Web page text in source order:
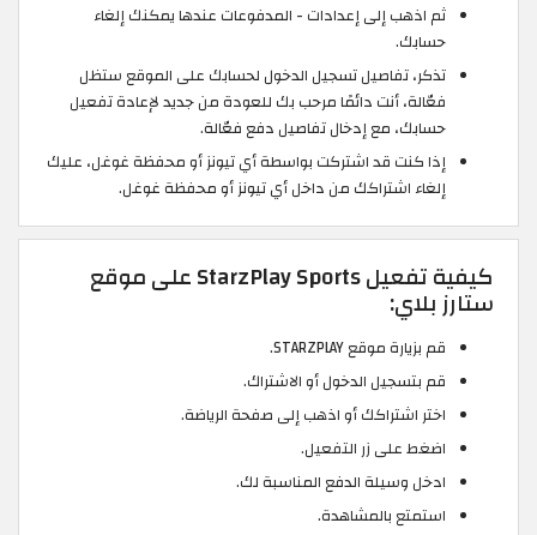
ثم اذهب إلى إعدادات - المدفوعات عندها يمكنك إلغاء
حسابك.
تذكر، تفاصيل تسجيل الدخول لحسابك على الموقع ستظل
فعّالة، أنت دائمًا مرحب بك للعودة من جديد لإعادة تفعيل
حسابك، مع إدخال تفاصيل دفع فعّالة.
إذا كنت قد اشتركت بواسطة أي تيونز أو محفظة غوغل، عليك
إلغاء اشتراكك من داخل أي تيونز أو محفظة غوغل.
كيفية تفعيل StarzPlay Sports على موقع
ستارز بلاي:
قم بزيارة موقع STARZPLAY.
قم بتسجيل الدخول أو الاشتراك.
اختر اشتراكك أو اذهب إلى صفحة الرياضة.
اضغط على زر التفعيل.
ادخل وسيلة الدفع المناسبة لك.
استمتع بالمشاهدة.